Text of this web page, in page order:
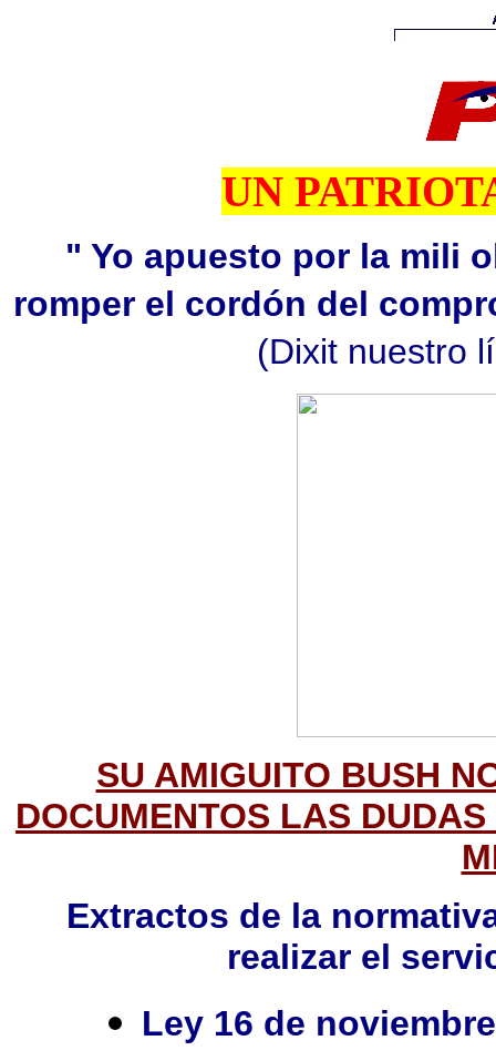
UN
" Yo apuesto por la mili
romper el cordón del
(Dixit nuestro
SU AMIGUITO BUSH
DOCUMENTOS LAS
Extractos de la
realizar el
Ley 16 de